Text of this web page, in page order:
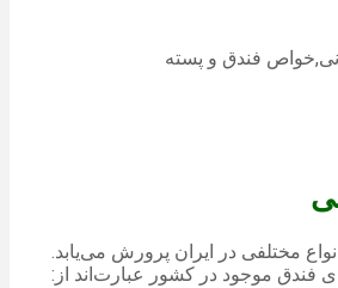
مختلفی در ایران پرورش می‌یابد.
فندق موجود در کشور عبارت‌اند از: